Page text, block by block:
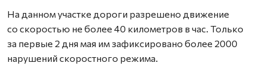
На данном участке дороги разрешено движение
со скоростью не более 40 километров в час. Только
за первые 2 дня мая им зафиксировано более 2000
нарушений скоростного режима.